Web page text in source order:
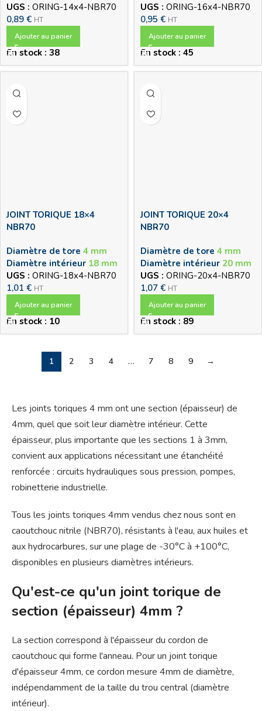
UGS : ORING-14x4-NBR70
0,89 € HT
Ajouter au panier
En stock : 38
UGS : ORING-16x4-NBR70
0,95 € HT
Ajouter au panier
En stock : 45
JOINT TORIQUE 18×4
NBR70
Diamètre de tore 4 mm
Diamètre intérieur 18 mm
UGS : ORING-18x4-NBR70
1,01 € HT
Ajouter au panier
En stock : 10
JOINT TORIQUE 20×4
NBR70
Diamètre de tore 4 mm
Diamètre intérieur 20 mm
UGS : ORING-20x4-NBR70
1,07 € HT
Ajouter au panier
En stock : 89
1 2 3 4 … 7 8 9 →
Les joints toriques 4 mm ont une section (épaisseur) de
4mm, quel que soit leur diamètre intérieur. Cette
épaisseur, plus importante que les sections 1 à 3mm,
convient aux applications nécessitant une étanchéité
renforcée : circuits hydrauliques sous pression, pompes,
robinetterie industrielle.
Tous les joints toriques 4mm vendus chez nous sont en
caoutchouc nitrile (NBR70), résistants à l'eau, aux huiles et
aux hydrocarbures, sur une plage de -30°C à +100°C,
disponibles en plusieurs diamètres intérieurs.
Qu'est-ce qu'un joint torique de
section (épaisseur) 4mm ?
La section correspond à l'épaisseur du cordon de
caoutchouc qui forme l'anneau. Pour un joint torique
d'épaisseur 4mm, ce cordon mesure 4mm de diamètre,
indépendamment de la taille du trou central (diamètre
intérieur).